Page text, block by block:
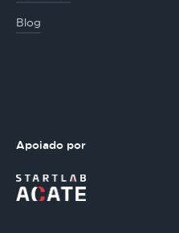
Blog
Apoiado por